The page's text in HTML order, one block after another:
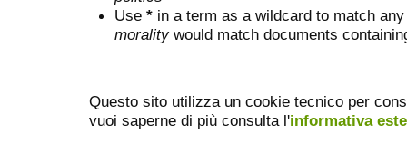
Use * in a term as a wildcard to match
moralitywould match documents
Questo sito utilizza un cookie tecnico per
vuoi saperne di più consulta l'informativa